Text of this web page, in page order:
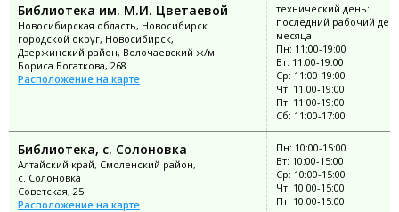
Библиотека им. М.И. Цветаевой
Новосибирская область, Новосибирск
городской округ, Новосибирск,
Дзержинский район, Волочаевский ж/м
Бориса Богаткова, 268
Расположение на карте
технический день:
последний рабочий
месяца
Пн: 11:00-19:00
Вт: 11:00-19:00
Ср: 11:00-19:00
Чт: 11:00-19:00
Пт: 11:00-19:00
Сб: 11:00-17:00
Библиотека, с. Солоновка
Алтайский край, Смоленский район,
с. Солоновка
Советская, 25
Расположение на карте
Пн: 10:00-15:00
Вт: 10:00-15:00
Ср: 10:00-15:00
Чт: 10:00-15:00
Пт: 10:00-15:00